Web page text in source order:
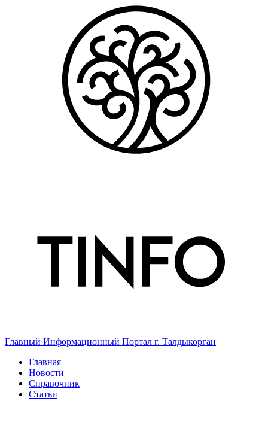
Главный Информационный Портал г. Талдыкорган
Главная
Новости
Справочник
Статьи